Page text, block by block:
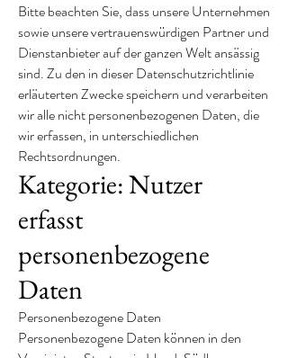
Bitte beachten Sie, dass unsere Unternehmen
sowie unsere vertrauenswürdigen Partner und
Dienstanbieter auf der ganzen Welt ansässig
sind. Zu den in dieser Datenschutzrichtlinie
erläuterten Zwecke speichern und verarbeiten
wir alle nicht personenbezogenen Daten, die
wir erfassen, in unterschiedlichen
Rechtsordnungen.
Kategorie: Nutzer
erfasst
personenbezogene
Daten
Personenbezogene Daten
Personenbezogene Daten können in den